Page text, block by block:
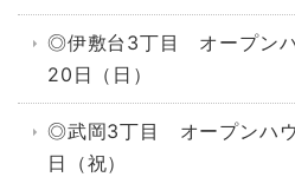
◎伊敷台3丁目 オープン
20日（日）
◎武岡3丁目 オープンハ
日（祝）